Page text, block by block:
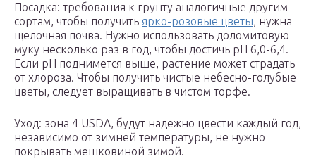
Посадка: требования к грунту аналогичные другим
сортам, чтобы получить ярко-розовые цветы, нужна
щелочная почва. Нужно использовать доломитовую
муку несколько раз в год, чтобы достичь рН 6,0-6,4.
Если pH поднимется выше, растение может страдать
от хлороза. Чтобы получить чистые небесно-голубые
цветы, следует выращивать в чистом торфе.
Уход: зона 4 USDA, будут надежно цвести каждый год,
независимо от зимней температуры, не нужно
покрывать мешковиной зимой.